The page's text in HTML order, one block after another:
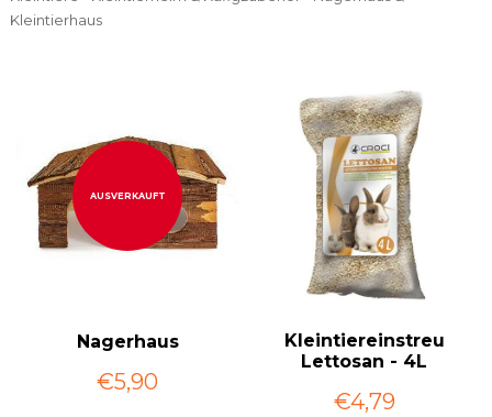
Kleintierhaus
AUSVERKAUFT
Nagerhaus
€5,90
Kleintiereinstreu
Lettosan - 4L
€4,79